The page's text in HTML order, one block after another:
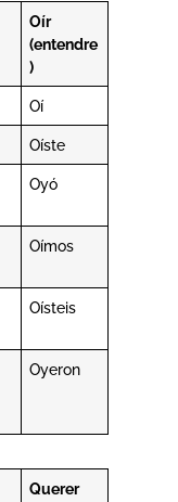
Oír
(entendre
)
Oí
Oíste
Oyó
Oímos
Oísteis
Oyeron
Querer